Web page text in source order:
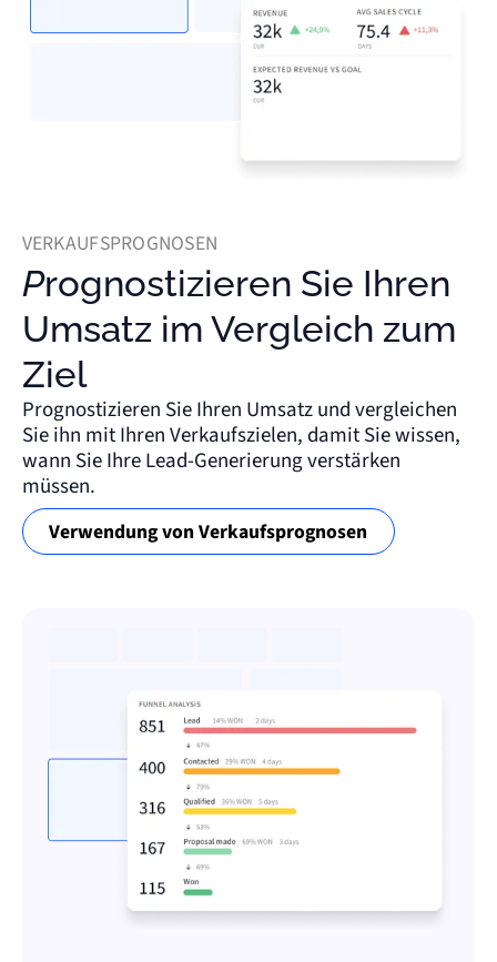
VERKAUFSPROGNOSEN
Prognostizieren Sie Ihren
Umsatz im Vergleich zum
Ziel
Prognostizieren Sie Ihren Umsatz und vergleichen
Sie ihn mit Ihren Verkaufszielen, damit Sie wissen,
wann Sie Ihre Lead-Generierung verstärken
müssen.
Verwendung von Verkaufsprognosen